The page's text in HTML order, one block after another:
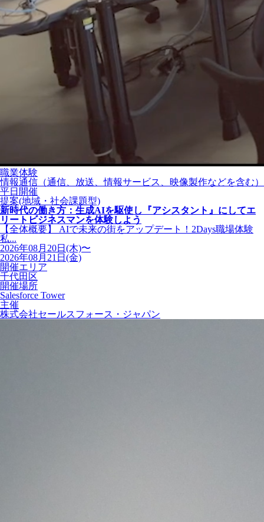
職業体験
情報通信（通信、放送、情報サービス、映像製作などを含む）
平日開催
提案(地域・社会課題型)
新時代の働き方：生成AIを駆使し『アシスタント』にしてエ
リートビジネスマンを体験しよう
【全体概要】 AIで未来の街をアップデート！2Days職場体験
私...
2026年08月20日(木)〜
2026年08月21日(金)
開催エリア
千代田区
開催場所
Salesforce Tower
主催
株式会社セールスフォース・ジャパン